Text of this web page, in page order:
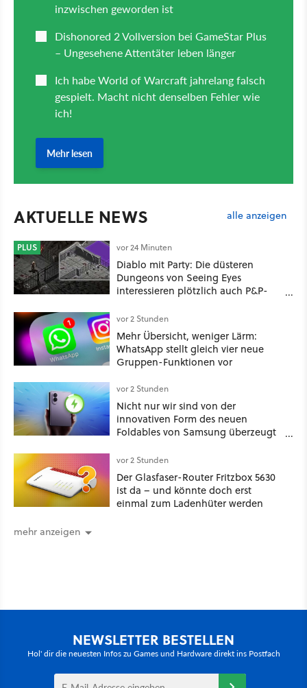
AKTUELLE NEWS alle anzeigen
PLUS vor 24 Minuten
Diablo mit Party: Die düsteren
Dungeons von Seeing Eyes
interessieren plötzlich auch P&P-
vor 2 Stunden
Mehr Übersicht, weniger Lärm:
WhatsApp stellt gleich vier neue
Gruppen-Funktionen vor
vor 2 Stunden
Nicht nur wir sind von der
innovativen Form des neuen
Foldables von Samsung überzeugt
neue Vorbesteller-Rekorde auf
vor 2 Stunden
Der Glasfaser-Router Fritzbox 5630
ist da – und könnte doch erst
einmal zum Ladenhüter werden
mehr anzeigen
NEWSLETTER BESTELLEN
Hol' dir die neuesten Infos zu Games und Hardware direkt ins Postfach